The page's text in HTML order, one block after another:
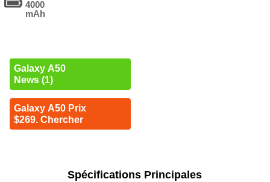
4000
mAh
Galaxy A50
News (1)
Galaxy A50 Prix
$269. Chercher
Spécifications Principales